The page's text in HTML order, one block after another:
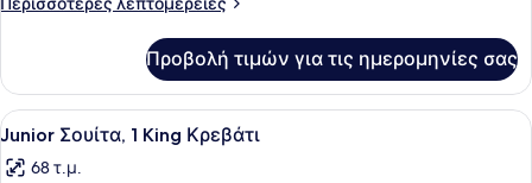
Suite
Junior
King
Suite
Προβολή τιμών για τις ημερομηνίες σας
Προβολή
όλων
των
Ένα σύγχρονο δωμάτιο
2
Junior Σουίτα, 1 King Κρεβάτι
68 τ.μ.